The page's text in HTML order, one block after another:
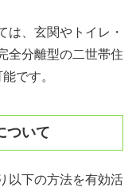
は、玄関やトイレ・
全分離型の二世帯住
です。
ついて
以下の方法を有効活